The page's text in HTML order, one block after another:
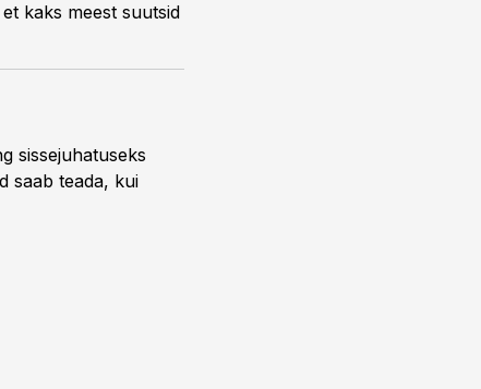
kaks meest suutsid
sissejuhatuseks
saab teada, kui